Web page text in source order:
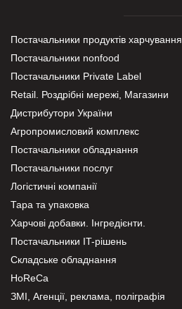
Постачальники продуктів харчування
Постачальники nonfood
Постачальники Private Label
Retail. Роздрібні мережі, Магазини
Дистрибутори України
Агропромисловий комплекс
Постачальники обладнання
Постачальники послуг
Логістичні компанії
Тара та упаковка
Харчові добавки. Інгредієнти.
Постачальники IT-рішень
Складське обладнання
HoReCa
ЗМІ, Агенції, реклама, поліграфія